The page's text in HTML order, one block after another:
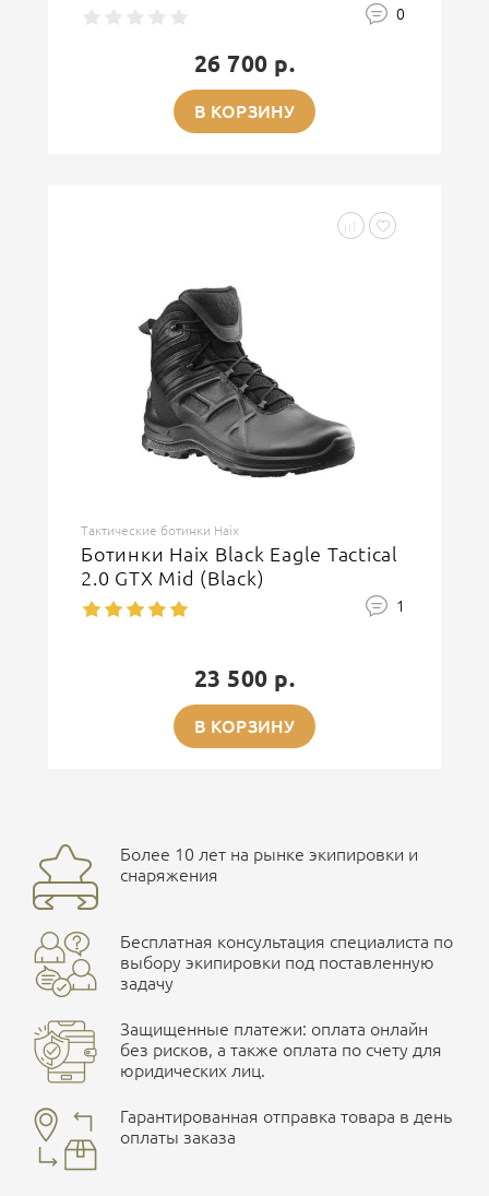
0
26 700 р.
В КОРЗИНУ
Тактические ботинки Haix
Ботинки Haix Black Eagle Tactical
2.0 GTX Mid (Black)
1
23 500 р.
В КОРЗИНУ
Более 10 лет на рынке экипировки и
снаряжения
Бесплатная консультация специалиста по
выбору экипировки под поставленную
задачу
Защищенные платежи: оплата онлайн
без рисков, а также оплата по счету для
юридических лиц.
Гарантированная отправка товара в день
оплаты заказа